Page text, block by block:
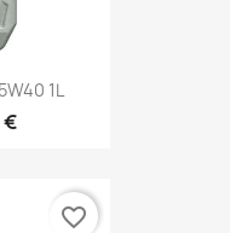
1L
€
favorite_border